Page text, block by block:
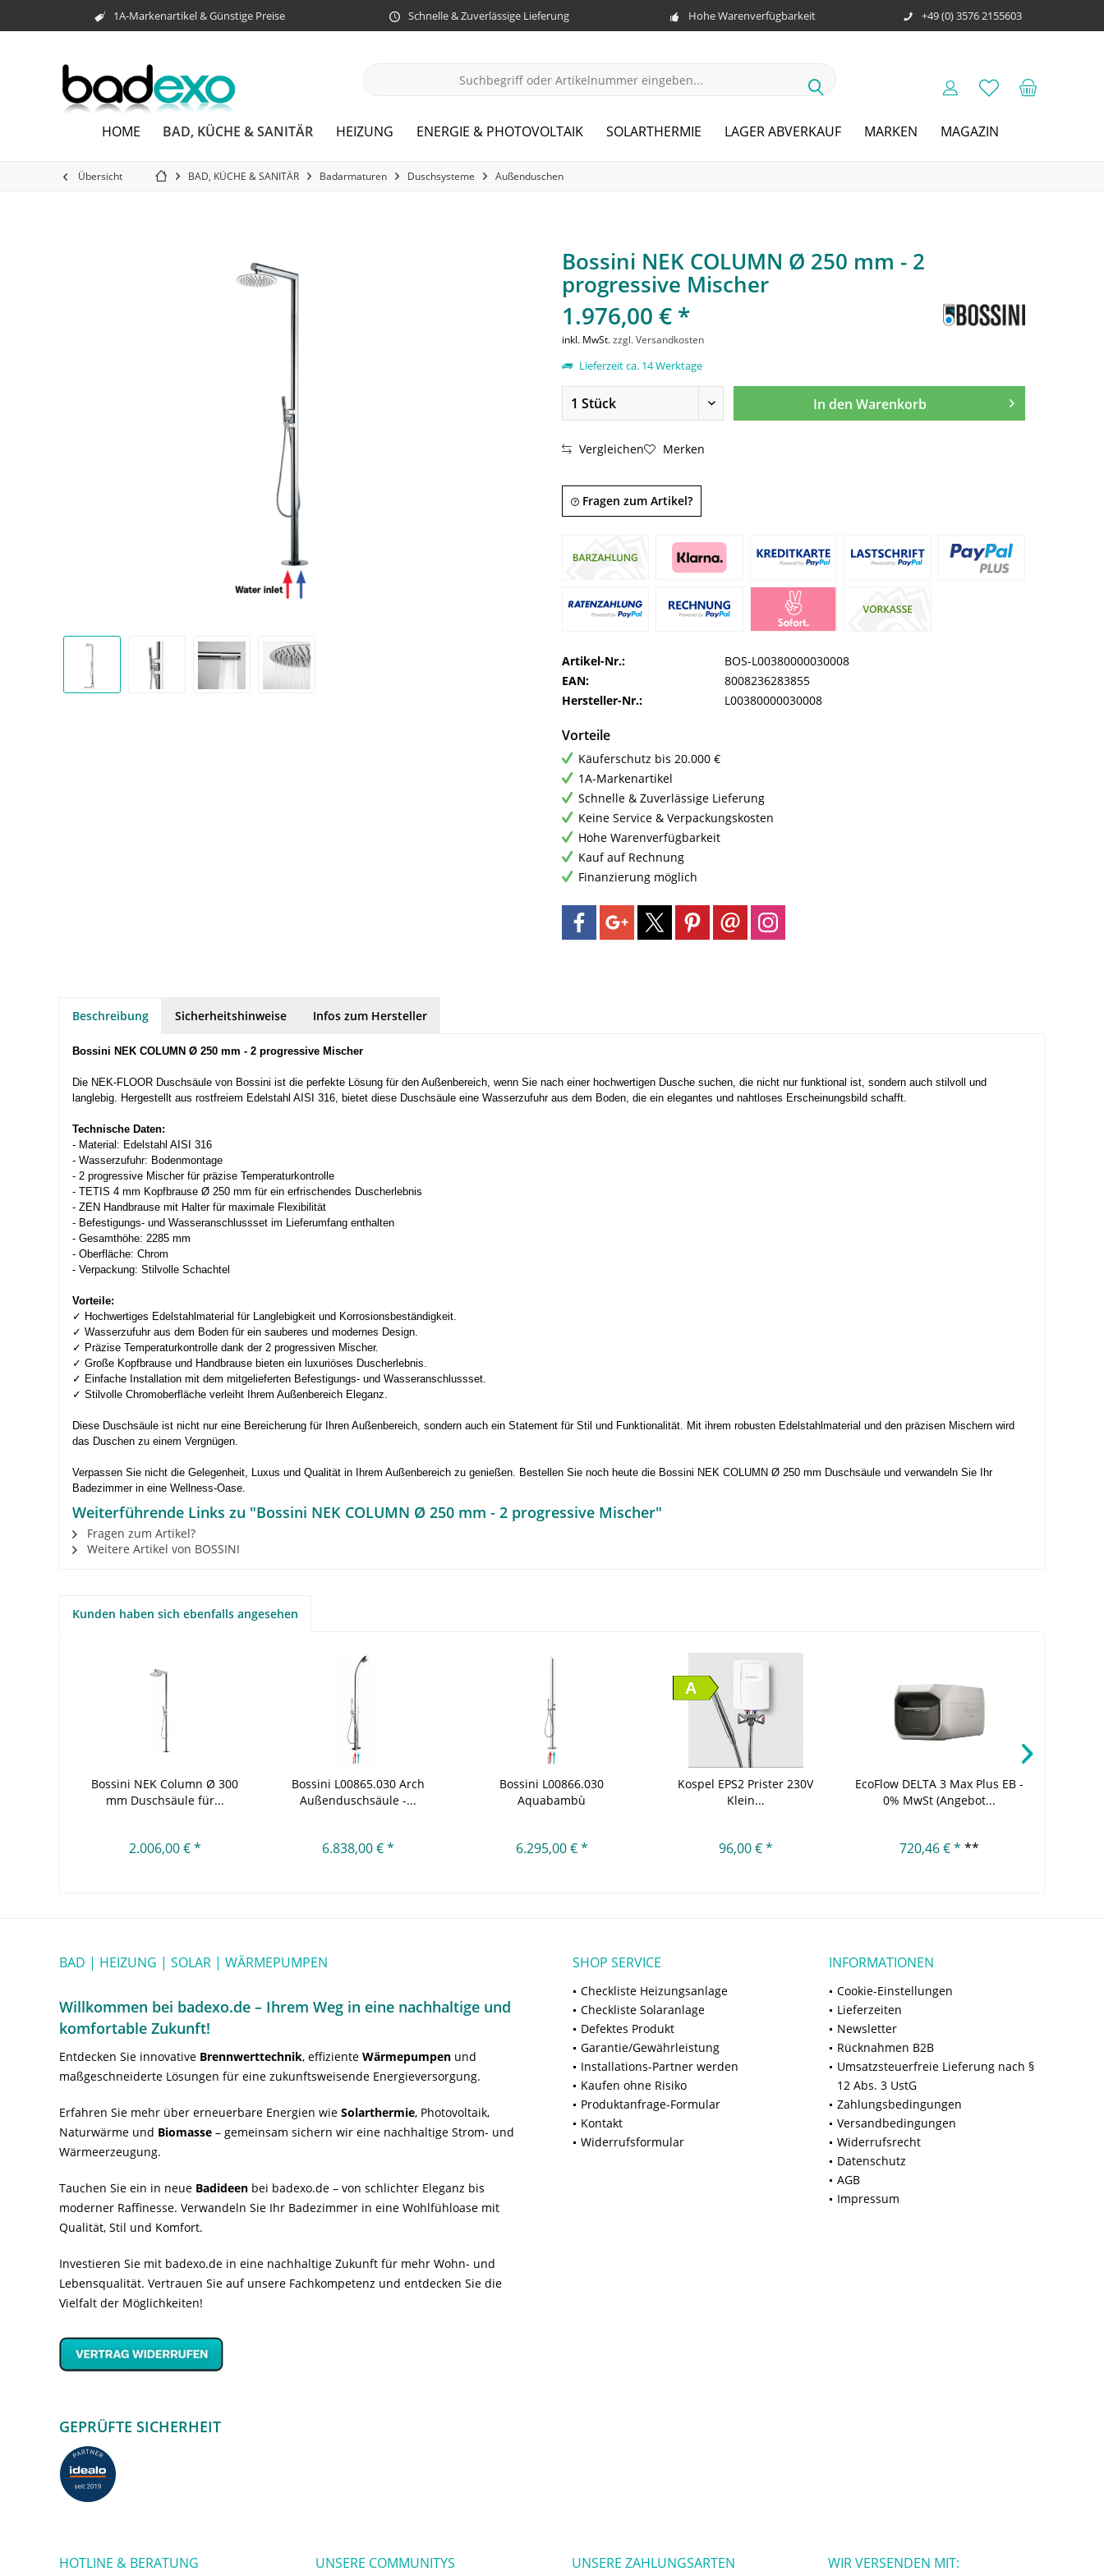
1A-Markenartikel & Günstige Preise Schnelle & Zuverlässige Lieferung Hohe Warenverfügbarkeit +49 (0) 3576 2155603
HOME BAD, KÜCHE & SANITÄR HEIZUNG ENERGIE & PHOTOVOLTAIK SOLARTHERMIE LAGER ABVERKAUF MARKEN MAGAZIN
Übersicht BAD, KÜCHE & SANITÄR Badarmaturen Duschsysteme Außenduschen
Bossini NEK COLUMN Ø 250 mm - 2
progressive Mischer
1.976,00 € *
inkl. MwSt.zzgl. Versandkosten
Lieferzeit ca. 14 Werktage
In den Warenkorb
Vergleichen Merken
Fragen zum Artikel?
Artikel-Nr.:
BOS-L00380000030008
EAN:
8008236283855
Hersteller-Nr.:
L00380000030008
Vorteile
Käuferschutz bis 20.000 €
1A-Markenartikel
Schnelle & Zuverlässige Lieferung
Keine Service & Verpackungskosten
Hohe Warenverfügbarkeit
Kauf auf Rechnung
Finanzierung möglich
Beschreibung Sicherheitshinweise Infos zum Hersteller
Bossini NEK COLUMN Ø 250 mm - 2 progressive Mischer
Die NEK-FLOOR Duschsäule von Bossini ist die perfekte Lösung für den Außenbereich, wenn Sie nach einer hochwertigen Dusche suchen, die nicht nur funktional ist, sondern auch stilvoll und
langlebig. Hergestellt aus rostfreiem Edelstahl AISI 316, bietet diese Duschsäule eine Wasserzufuhr aus dem Boden, die ein elegantes und nahtloses Erscheinungsbild schafft.
Technische Daten:
- Material: Edelstahl AISI 316
- Wasserzufuhr: Bodenmontage
- 2 progressive Mischer für präzise Temperaturkontrolle
- TETIS 4 mm Kopfbrause Ø 250 mm für ein erfrischendes Duscherlebnis
- ZEN Handbrause mit Halter für maximale Flexibilität
- Befestigungs- und Wasseranschlussset im Lieferumfang enthalten
- Gesamthöhe: 2285 mm
- Oberfläche: Chrom
- Verpackung: Stilvolle Schachtel
Vorteile:
✓ Hochwertiges Edelstahlmaterial für Langlebigkeit und Korrosionsbeständigkeit.
✓ Wasserzufuhr aus dem Boden für ein sauberes und modernes Design.
✓ Präzise Temperaturkontrolle dank der 2 progressiven Mischer.
✓ Große Kopfbrause und Handbrause bieten ein luxuriöses Duscherlebnis.
✓ Einfache Installation mit dem mitgelieferten Befestigungs- und Wasseranschlussset.
✓ Stilvolle Chromoberfläche verleiht Ihrem Außenbereich Eleganz.
Diese Duschsäule ist nicht nur eine Bereicherung für Ihren Außenbereich, sondern auch ein Statement für Stil und Funktionalität. Mit ihrem robusten Edelstahlmaterial und den präzisen Mischern wird
das Duschen zu einem Vergnügen.
Verpassen Sie nicht die Gelegenheit, Luxus und Qualität in Ihrem Außenbereich zu genießen. Bestellen Sie noch heute die Bossini NEK COLUMN Ø 250 mm Duschsäule und verwandeln Sie Ihr
Badezimmer in eine Wellness-Oase.
Weiterführende Links zu "Bossini NEK COLUMN Ø 250 mm - 2 progressive Mischer"
Fragen zum Artikel?
Weitere Artikel von BOSSINI
Kunden haben sich ebenfalls angesehen
Bossini NEK Column Ø 300
mm Duschsäule für...
2.006,00 € *
Bossini L00865.030 Arch
Außenduschsäule -...
6.838,00 € *
Bossini L00866.030
Aquabambù
6.295,00 € *
A
Kospel EPS2 Prister 230V
Klein...
96,00 € *
EcoFlow DELTA 3 Max Plus EB -
0% MwSt (Angebot...
720,46 € * **
BAD | HEIZUNG | SOLAR | WÄRMEPUMPEN
Willkommen bei badexo.de – Ihrem Weg in eine nachhaltige und
komfortable Zukunft!
Entdecken Sie innovative Brennwerttechnik, effiziente Wärmepumpen und
maßgeschneiderte Lösungen für eine zukunftsweisende Energieversorgung.
Erfahren Sie mehr über erneuerbare Energien wie Solarthermie, Photovoltaik,
Naturwärme und Biomasse – gemeinsam sichern wir eine nachhaltige Strom- und
Wärmeerzeugung.
Tauchen Sie ein in neue Badideen bei badexo.de – von schlichter Eleganz bis
moderner Raffinesse. Verwandeln Sie Ihr Badezimmer in eine Wohlfühloase mit
Qualität, Stil und Komfort.
Investieren Sie mit badexo.de in eine nachhaltige Zukunft für mehr Wohn- und
Lebensqualität. Vertrauen Sie auf unsere Fachkompetenz und entdecken Sie die
Vielfalt der Möglichkeiten!
GEPRÜFTE SICHERHEIT
SHOP SERVICE
Checkliste Heizungsanlage
Checkliste Solaranlage
Defektes Produkt
Garantie/Gewährleistung
Installations-Partner werden
Kaufen ohne Risiko
Produktanfrage-Formular
Kontakt
Widerrufsformular
INFORMATIONEN
Cookie-Einstellungen
Lieferzeiten
Newsletter
Rücknahmen B2B
Umsatzsteuerfreie Lieferung nach §
12 Abs. 3 UstG
Zahlungsbedingungen
Versandbedingungen
Widerrufsrecht
Datenschutz
AGB
Impressum
HOTLINE & BERATUNG UNSERE COMMUNITYS UNSERE ZAHLUNGSARTEN WIR VERSENDEN MIT: